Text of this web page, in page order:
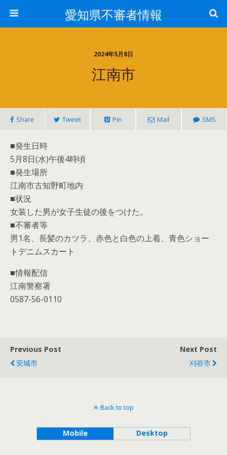
愛知県不審者情報
2024年5月8日
江南市
Share Tweet Pin Mail SMS
■発生日時
5月8日(水)午後4時頃
■発生場所
江南市古知野町地内
■状況
女装した男が女子生徒の後をつけた。
■不審者等
男1名、長髪のカツラ、赤色と白色の上着、青色ショー
トデニムスカート
■情報配信
江南警察署
0587-56-0110
Previous Post
安城市
Next Post
刈谷市
Back to top
Mobile Desktop